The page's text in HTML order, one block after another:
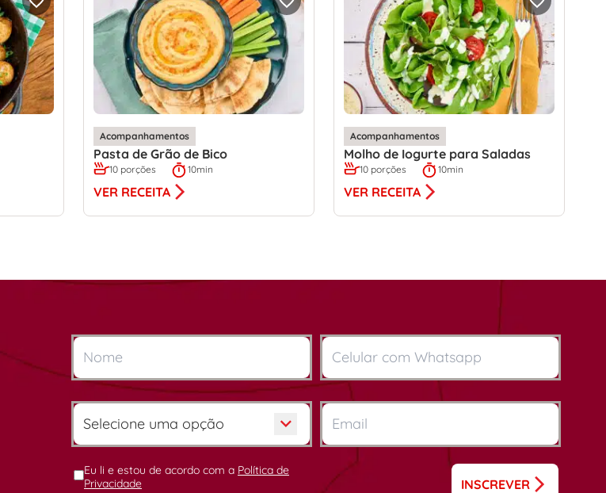
Acompanhamentos
Pasta de Grão de Bico
10 porções 10min
VER RECEITA
Acompanhamentos
Molho de Iogurte para Saladas
10 porções 10min
VER RECEITA
Eu li e estou de acordo com a Política de
Privacidade
INSCREVER